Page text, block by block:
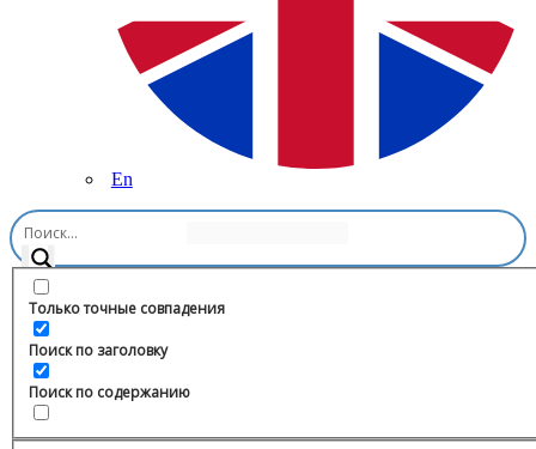
En
Только точные совпадения
Поиск по заголовку
Поиск по содержанию
Главная